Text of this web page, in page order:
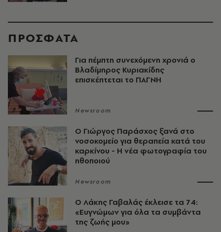
ΠΡΟΣΦΑΤΑ
Για πέμπτη συνεχόμενη χρονιά ο
Βλαδίμηρος Κυριακίδης
επισκέπτεται το ΠΑΓΝΗ
Newsroom
O Γιώργος Παράσχος ξανά στο
νοσοκομείο για θεραπεία κατά του
καρκίνου - Η νέα φωτογραφία του
ηθοποιού
Newsroom
O Λάκης Γαβαλάς έκλεισε τα 74:
«Ευγνώμων για όλα τα συμβάντα
της ζωής μου»